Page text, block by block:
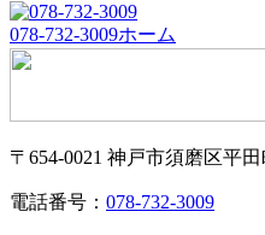
078-732-3009ホーム
〒654-0021 神戸市須磨区平
電話番号： 078-732-3009